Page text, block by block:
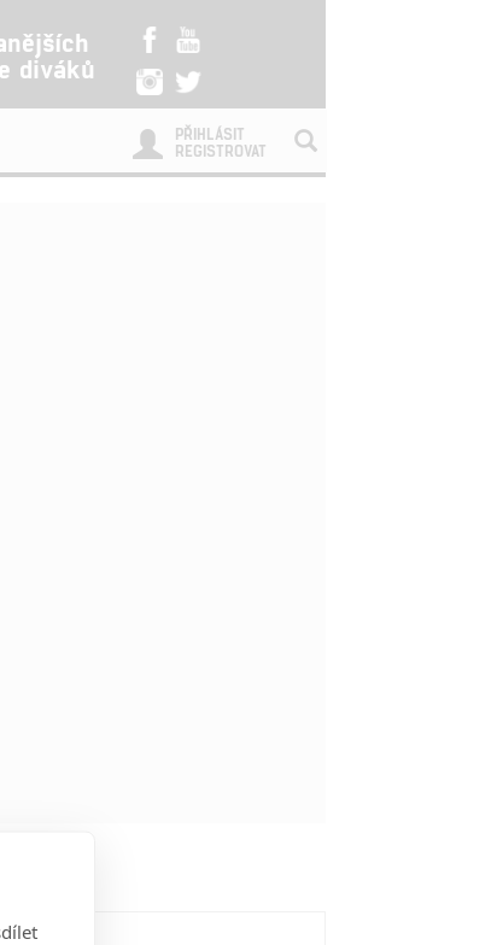
diváků
PŘIHLÁSIT
REGISTROVAT